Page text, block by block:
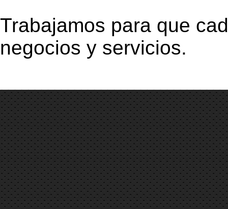
Trabajamos para que
negocios y servicios.